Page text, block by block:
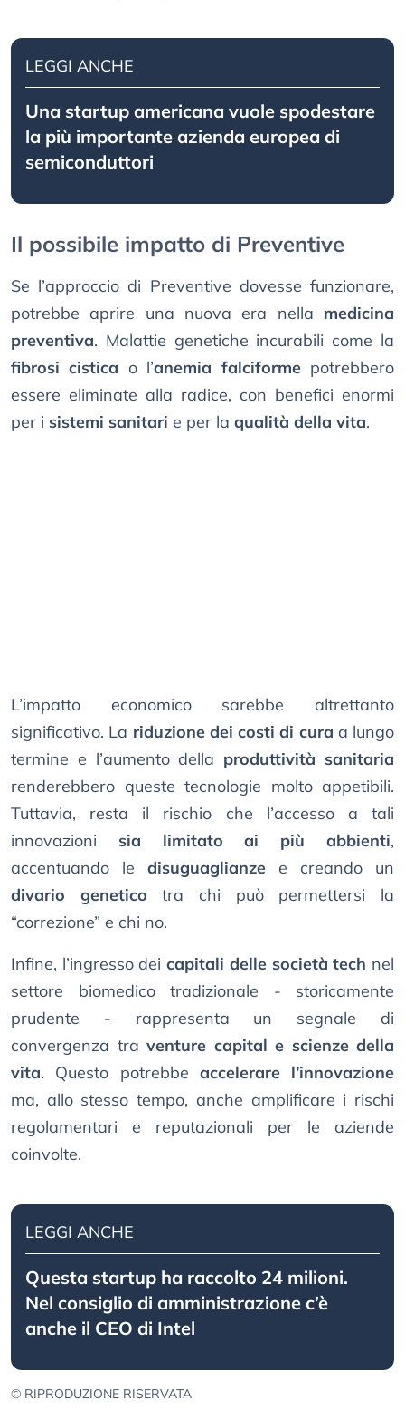
LEGGI ANCHE
Una startup americana vuole spodestare
la più importante azienda europea di
semiconduttori
Il possibile impatto di Preventive
Se l’approccio di Preventive dovesse funzionare,
potrebbe aprire una nuova era nella medicina
preventiva. Malattie genetiche incurabili come la
fibrosi cistica o l’anemia falciformepotrebbero
essere eliminate alla radice, con benefici enormi
per i sistemi sanitari e per la qualità della vita.
L’impatto economico sarebbe altrettanto
significativo. La riduzione dei costi di cura a lungo
termine e l’aumento della produttività sanitaria
renderebbero queste tecnologie molto appetibili.
Tuttavia, resta il rischio che l’accesso a tali
innovazioni sia limitato ai più abbienti,
accentuando le disuguaglianze e creando un
divario genetico tra chi può permettersi la
“correzione” e chi no.
Infine, l’ingresso deicapitali delle società tech nel
settore biomedico tradizionale - storicamente
prudente - rappresenta un segnale di
convergenza tra venture capital e scienze della
vita. Questo potrebbe accelerare l’innovazione
ma, allo stesso tempo, anche amplificare i rischi
regolamentari e reputazionali per le aziende
coinvolte.
LEGGI ANCHE
Questa startup ha raccolto 24 milioni.
Nel consiglio di amministrazione c’è
anche il CEO di Intel
© RIPRODUZIONE RISERVATA